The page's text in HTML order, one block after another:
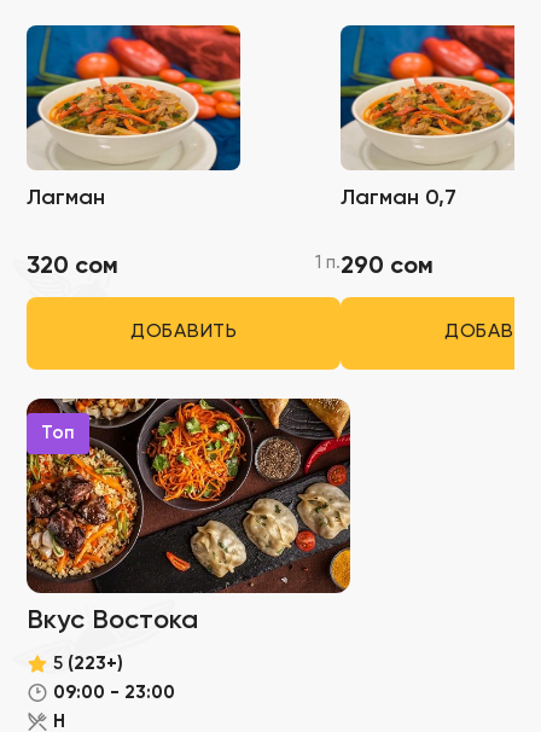
Лагман
320 сом 1 п.
ДОБАВИТЬ
Лагман 0,7
290 сом
Вкус Востока
5 (223+)
09:00 - 23:00
Н
Топ